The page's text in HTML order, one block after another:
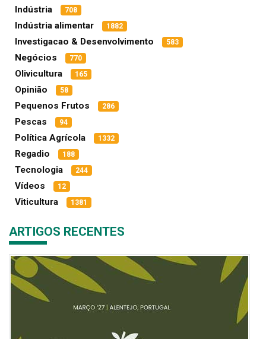
Indústria 708
Indústria alimentar 1882
Investigacao & Desenvolvimento 583
Negócios 770
Olivicultura 165
Opinião 58
Pequenos Frutos 286
Pescas 94
Política Agrícola 1332
Regadio 188
Tecnologia 244
Vídeos 12
Viticultura 1381
ARTIGOS RECENTES